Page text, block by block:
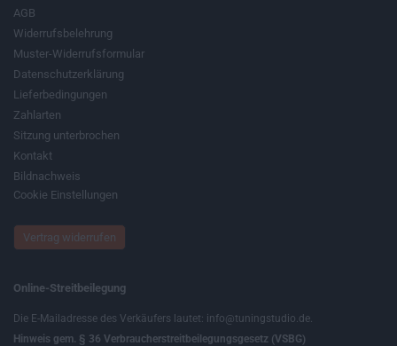
AGB
Widerrufsbelehrung
Muster-Widerrufsformular
Datenschutzerklärung
Lieferbedingungen
Zahlarten
Sitzung unterbrochen
Kontakt
Bildnachweis
Cookie Einstellungen
Vertrag widerrufen
Online-Streitbeilegung
Die E-Mailadresse des Verkäufers lautet: info@tuningstudio.de.
Hinweis gem. § 36 Verbraucherstreitbeilegungsgesetz (VSBG)